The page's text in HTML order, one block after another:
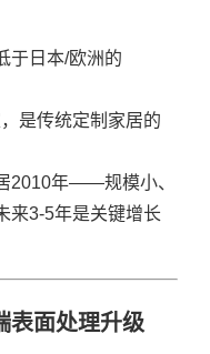
于日本/欧洲的
是传统定制家居的
2010年——规模小、
来3-5年是关键增长
表面处理升级